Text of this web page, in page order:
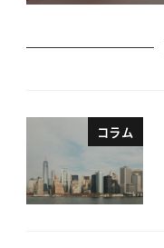
コラム